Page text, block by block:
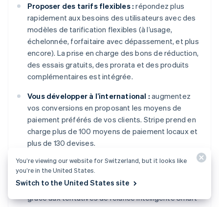
Proposer des tarifs flexibles : répondez plus
rapidement aux besoins des utilisateurs avec des
modèles de tarification flexibles (à l’usage,
échelonnée, forfaitaire avec dépassement, et plus
encore). La prise en charge des bons de réduction,
des essais gratuits, des prorata et des produits
complémentaires est intégrée.
Vous développer à l’international : augmentez
vos conversions en proposant les moyens de
paiement préférés de vos clients. Stripe prend en
charge plus de 100 moyens de paiement locaux et
plus de 130 devises.
Booster vos revenus et réduire le taux
d’attrition :optimisez le recouvrement de revenus
et réduisez le nombre de résiliations involontaires
grâce aux tentatives de relance intelligente Smart
You’re viewing our website for Switzerland, but it looks like
you’re in the United States.
Switch to the United States site